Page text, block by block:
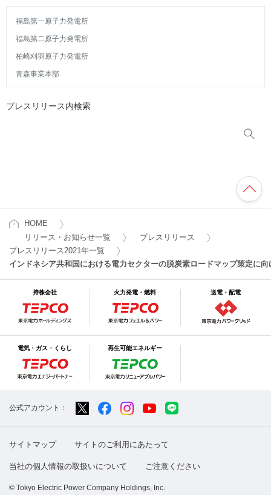
福島第一原子力発電所
福島第二原子力発電所
柏崎刈羽原子力発電所
青森事業本部
プレスリリース内検索
HOME
リリース・お知らせ一覧
プレスリリース
プレスリリース2021年一覧
インドネシア共和国における電力セクターの脱炭素ロードマップ策定に
持株会社 火力発電・燃料 送電・配電
電気・ガス・くらし 再生可能エネルギー
公式アカウント：
サイトマップ サイトのご利用にあたって
当社の個人情報の取扱いについて ご注意ください
© Tokyo Electric Power Company Holdings, Inc.